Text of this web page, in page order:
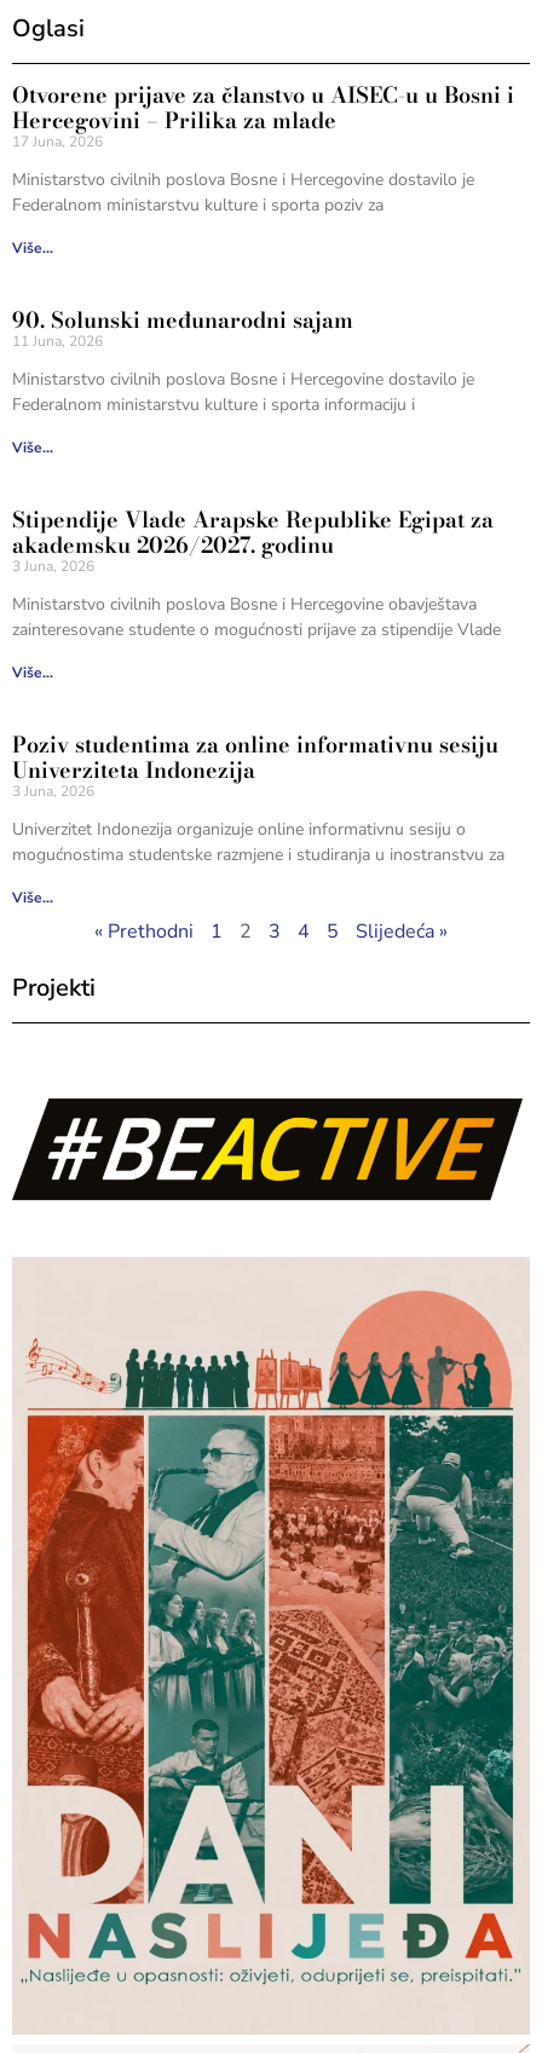
Oglasi
Otvorene prijave za članstvo u AISEC-u u Bosni i
Hercegovini – Prilika za mlade
17 Juna, 2026
Ministarstvo civilnih poslova Bosne i Hercegovine dostavilo je
Federalnom ministarstvu kulture i sporta poziv za
Više...
90. Solunski međunarodni sajam
11 Juna, 2026
Ministarstvo civilnih poslova Bosne i Hercegovine dostavilo je
Federalnom ministarstvu kulture i sporta informaciju i
Više...
Stipendije Vlade Arapske Republike Egipat za
akademsku 2026/2027. godinu
3 Juna, 2026
Ministarstvo civilnih poslova Bosne i Hercegovine obavještava
zainteresovane studente o mogućnosti prijave za stipendije Vlade
Više...
Poziv studentima za online informativnu sesiju
Univerziteta Indonezija
3 Juna, 2026
Univerzitet Indonezija organizuje online informativnu sesiju o
mogućnostima studentske razmjene i studiranja u inostranstvu za
Više...
« Prethodni 1 2 3 4 5 Slijedeća »
Projekti